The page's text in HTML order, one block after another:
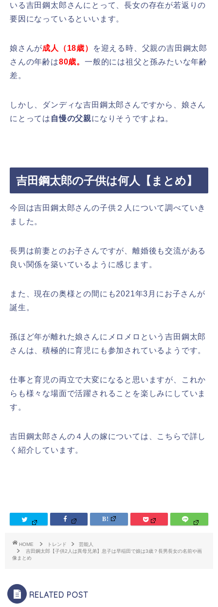
いる吉田鋼太郎さんにとって、長女の存在が若返りの
要因になっているといいます。
娘さんが成人（18歳）
を迎える時、父親の吉田鋼太郎
さんの年齢は80歳。一般的には祖父と孫みたいな年齢
差。
しかし、ダンディな吉田鋼太郎さんですから、娘さん
にとっては 自慢の父親になりそうですよね。
吉田鋼太郎の子供は何人【まとめ】
今回は吉田鋼太郎さんの子供２人について調べていき
ました。
長男は前妻とのお子さんですが、離婚後も交流がある
良い関係を築いているように感じます。
また、現在の奥様との間にも2021年3月にお子さんが
誕生。
孫ほど年が離れた娘さんにメロメロという吉田鋼太郎
さんは、積極的に育児にも参加されているようです。
仕事と育児の両立で大変になると思いますが、
これか
らも様々な場面で活躍されることを楽しみにしていま
す。
吉田鋼太郎さんの４人の嫁については、こちらで詳し
く紹介しています。
HOME トレンド
芸能人
吉田鋼太郎【子供2人は異母兄弟】息子は早稲田で娘は3歳？長男長女の名前や画
像まとめ
RELATED POST